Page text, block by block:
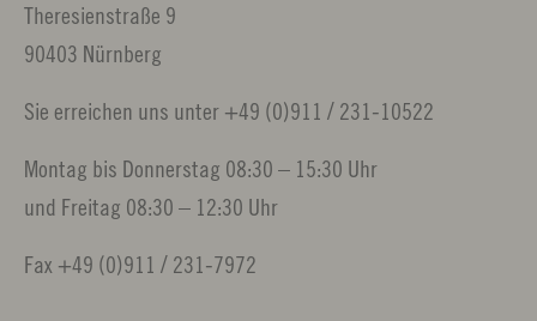
Theresienstraße 9
90403 Nürnberg
Sie erreichen uns unter +49 (0)911 / 231-10522
Montag bis Donnerstag 08:30 – 15:30 Uhr
und Freitag 08:30 – 12:30 Uhr
Fax +49 (0)911 / 231-7972